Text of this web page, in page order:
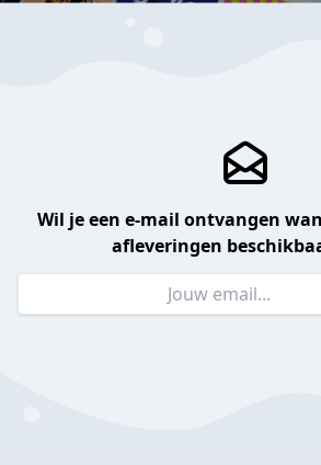
Wil je een e-mail ontvangen
afleveringen